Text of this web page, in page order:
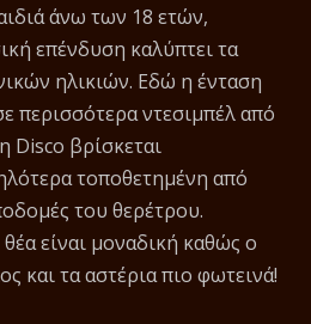
άνω των 18 ετών,
επένδυση καλύπτει τα
ηλικιών. Εδώ η ένταση
περισσότερα ντεσιμπέλ από
Disco βρίσκεται
τοποθετημένη από
του θερέτρου.
είναι μοναδική καθώς ο
και τα αστέρια πιο φωτεινά!